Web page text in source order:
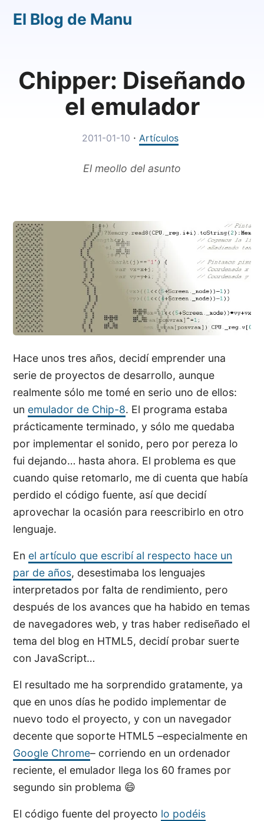
El Blog de Manu
Chipper: Diseñando
el emulador
2011-01-10 · Artículos
El meollo del asunto
Hace unos tres años, decidí emprender una
serie de proyectos de desarrollo, aunque
realmente sólo me tomé en serio uno de ellos:
un emulador de Chip-8. El programa estaba
prácticamente terminado, y sólo me quedaba
por implementar el sonido, pero por pereza lo
fui dejando… hasta ahora. El problema es que
cuando quise retomarlo, me di cuenta que había
perdido el código fuente, así que decidí
aprovechar la ocasión para reescribirlo en otro
lenguaje.
En el artículo que escribí al respecto hace un
par de años, desestimaba los lenguajes
interpretados por falta de rendimiento, pero
después de los avances que ha habido en temas
de navegadores web, y tras haber rediseñado el
tema del blog en HTML5, decidí probar suerte
con JavaScript…
El resultado me ha sorprendido gratamente, ya
que en unos días he podido implementar de
nuevo todo el proyecto, y con un navegador
decente que soporte HTML5 –especialmente en
Google Chrome– corriendo en un ordenador
reciente, el emulador llega los 60 frames por
segundo sin problema 😄
El código fuente del proyecto lo podéis